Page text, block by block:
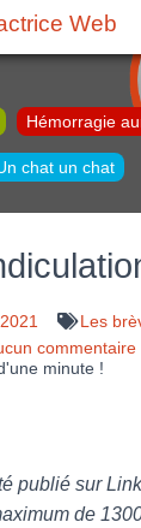
Web
Hémorragie
chat un chat
Les
commentaire
minute !
publié sur
de